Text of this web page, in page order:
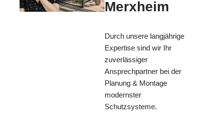
Merxheim
Durch unsere langjährige
Expertise sind wir Ihr
zuverlässiger
Ansprechpartner bei der
Planung & Montage
modernster
Schutzsysteme.